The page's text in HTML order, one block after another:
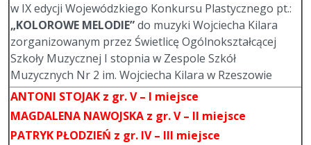
w IX edycji Wojewódzkiego Konkursu Plastycznego pt.:
„KOLOROWE MELODIE”do muzyki Wojciecha Kilara
zorganizowanym przez Świetlicę Ogólnokształcącej
Szkoły Muzycznej I stopnia w Zespole Szkół
Muzycznych Nr 2 im. Wojciecha Kilara w Rzeszowie
ANTONI STOJAK z gr. V – I miejsce
MAGDALENA NAWOJSKA z gr. V – II miejsce
PATRYK PŁODZIEŃ z gr. IV – III miejsce